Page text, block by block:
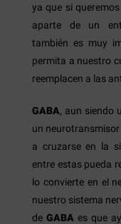
ya que si
aparte de un
también es muy
permita a nuestro
reemplacen a las
GABA, aun siendo
un
a cruzarse en la
entre estas pueda
lo convierte en el
nuestro sistema
de GABA es que